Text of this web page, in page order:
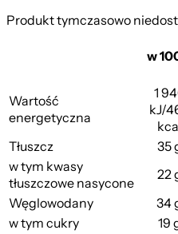
Z Malinami i Borówkami
Produkt tymczasowo
w
Wartość
energetyczna
1
kJ/
Tłuszcz 35
w tym kwasy
tłuszczowe nasycone
22
Węglowodany
34
w tym cukry
19